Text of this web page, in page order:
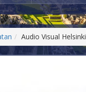
Audio Visual Helsinki